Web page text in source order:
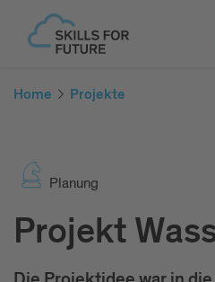
Home Projekte
Pla­nung
Projekt